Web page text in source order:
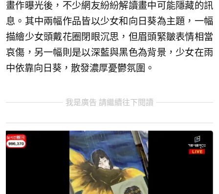
畫作曝光後，不少網友紛紛解讀畫中可能隱藏的訊
息。其中兩幅作品皆以少女和向日葵為主題，一幅
描繪少女頭戴花圈閉眼沉思，但眉頭緊皺表情相當
哀傷，另一幅則是以深藍與黑色為背景，少女在雨
中依靠向日葵，散發濃厚憂鬱氛圍。
我是廣告 請繼續往下閱讀